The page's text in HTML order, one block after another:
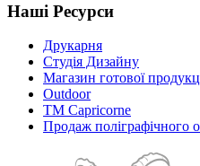
Наші Ресурси
Друкарня
Студія Дизайну
Магазин готової
Outdoor
TM Capricorne
Продаж поліграфічного